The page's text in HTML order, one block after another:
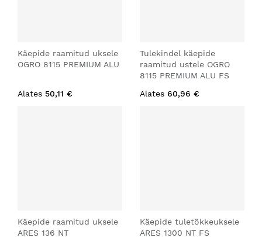
Käepide raamitud uksele
OGRO 8115 PREMIUM ALU
Alates 50,11 €
Tulekindel käepide
raamitud ustele OGRO
8115 PREMIUM ALU FS
Alates 60,96 €
Käepide raamitud uksele
ARES 136 NT
Käepide tuletõkkeuksele
ARES 1300 NT FS